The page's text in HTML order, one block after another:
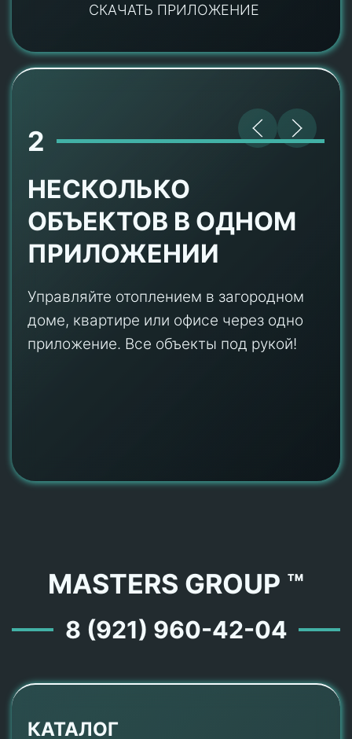
СКАЧАТЬ ПРИЛОЖЕНИЕ
2
НЕСКОЛЬКО
ОБЪЕКТОВ В ОДНОМ
ПРИЛОЖЕНИИ
Управляйте отоплением в загородном
доме, квартире или офисе через одно
приложение. Все объекты под рукой!
MASTERS GROUP ™
8 (921) 960-42-04
КАТАЛОГ